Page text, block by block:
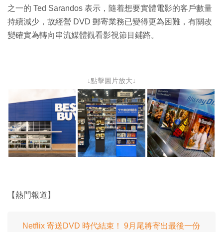
之一的 Ted Sarandos 表示，隨着想要實體電影的客戶數量
持續減少，故經營 DVD 郵寄業務已變得更為困難，有關改
變確實為轉向串流媒體觀看影視節目鋪路。
↓點擊圖片放大↓
【熱門報道】
Netflix 寄送DVD 時代結束！ 9月尾將寄出最後一份